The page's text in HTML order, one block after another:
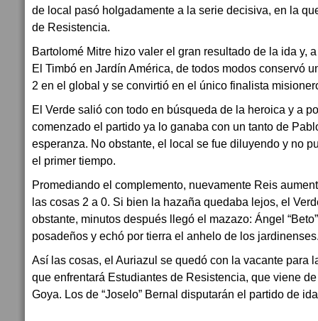
de local pasó holgadamente a la serie decisiva, en la
de Resistencia.
Bartolomé Mitre hizo valer el gran resultado de la ida y,
El Timbó en Jardín América, de todos modos conservó
2 en el global y se convirtió en el único finalista
El Verde salió con todo en búsqueda de la heroica y a
comenzado el partido ya lo ganaba con un tanto de
esperanza. No obstante, el local se fue diluyendo y no
el primer tiempo.
Promediando el complemento, nuevamente Reis
las cosas 2 a 0. Si bien la hazaña quedaba lejos, el
obstante, minutos después llegó el mazazo: Ángel
posadeños y echó por tierra el anhelo de los
Así las cosas, el Auriazul se quedó con la vacante para
que enfrentará Estudiantes de Resistencia, que viene
Goya. Los de “Joselo” Bernal disputarán el partido de